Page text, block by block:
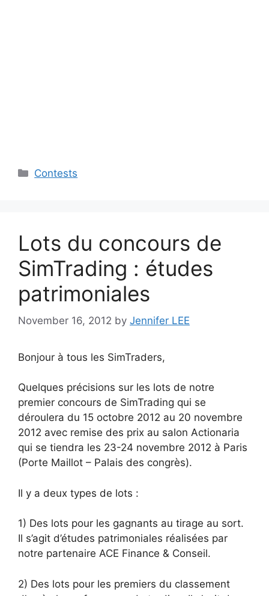
Categories
Contests
Lots du concours de
SimTrading : études
patrimoniales
November 16, 2012 by Jennifer LEE
Bonjour à tous les SimTraders,
Quelques précisions sur les lots de notre
premier concours de SimTrading qui se
déroulera du 15 octobre 2012 au 20 novembre
2012 avec remise des prix au salon Actionaria
qui se tiendra les 23-24 novembre 2012 à Paris
(Porte Maillot – Palais des congrès).
Il y a deux types de lots :
1) Des lots pour les gagnants au tirage au sort.
Il s’agit d’études patrimoniales réalisées par
notre partenaire ACE Finance & Conseil.
2) Des lots pour les premiers du classement